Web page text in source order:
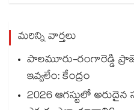
మరిన్ని వార్తలు
పాలమూరు-రంగారెడ్డి
ఇవ్వలేం: కేంద్రం
2026 ఆగస్టులో అరుదైన